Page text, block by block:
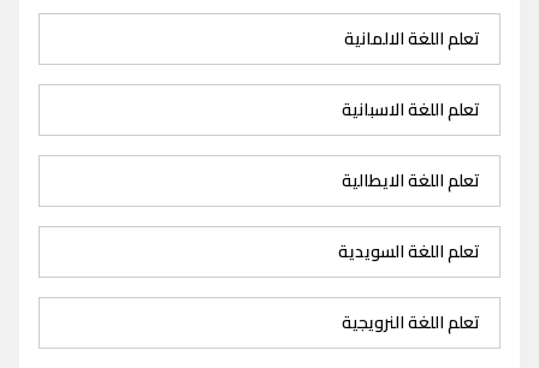
تعلم اللغة الالمانية
تعلم اللغة الاسبانية
تعلم اللغة الايطالية
تعلم اللغة السويدية
تعلم اللغة النرويجية